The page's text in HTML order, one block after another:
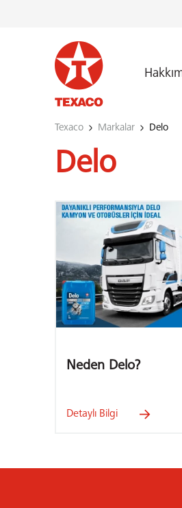
Texaco Markalar Delo
Delo
Neden Delo?
Detaylı Bilgi